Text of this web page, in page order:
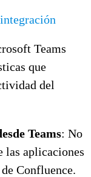
Teams
que
del
Teams: No
las aplicaciones
Confluence.